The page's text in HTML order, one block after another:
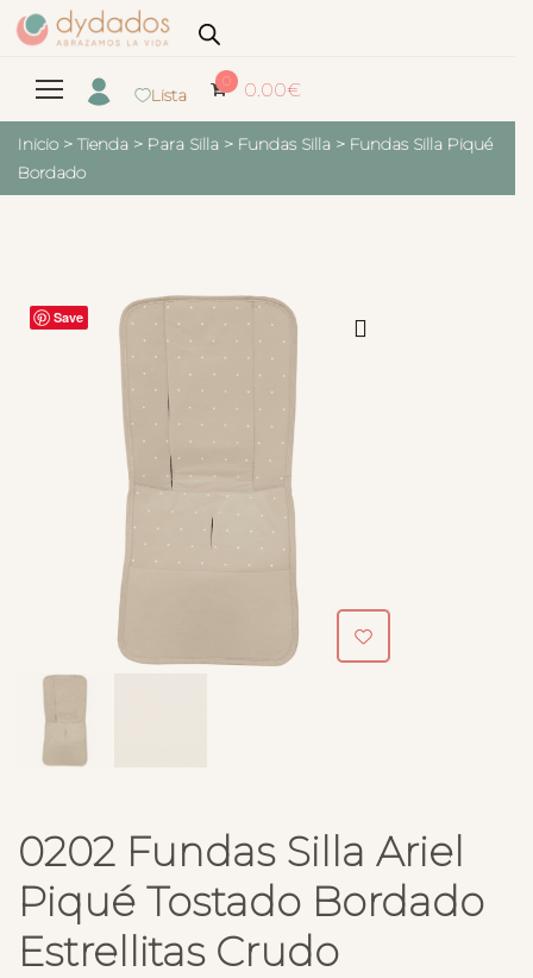
Lista
0 0.00€
Inicio > Tienda > Para Silla > Fundas Silla > Fundas Silla Piqué
Bordado
Save
0202 Fundas Silla Ariel
Piqué Tostado Bordado
Estrellitas Crudo